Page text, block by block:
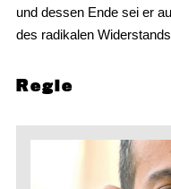
und dessen Ende sei er
des radikalen
Regie